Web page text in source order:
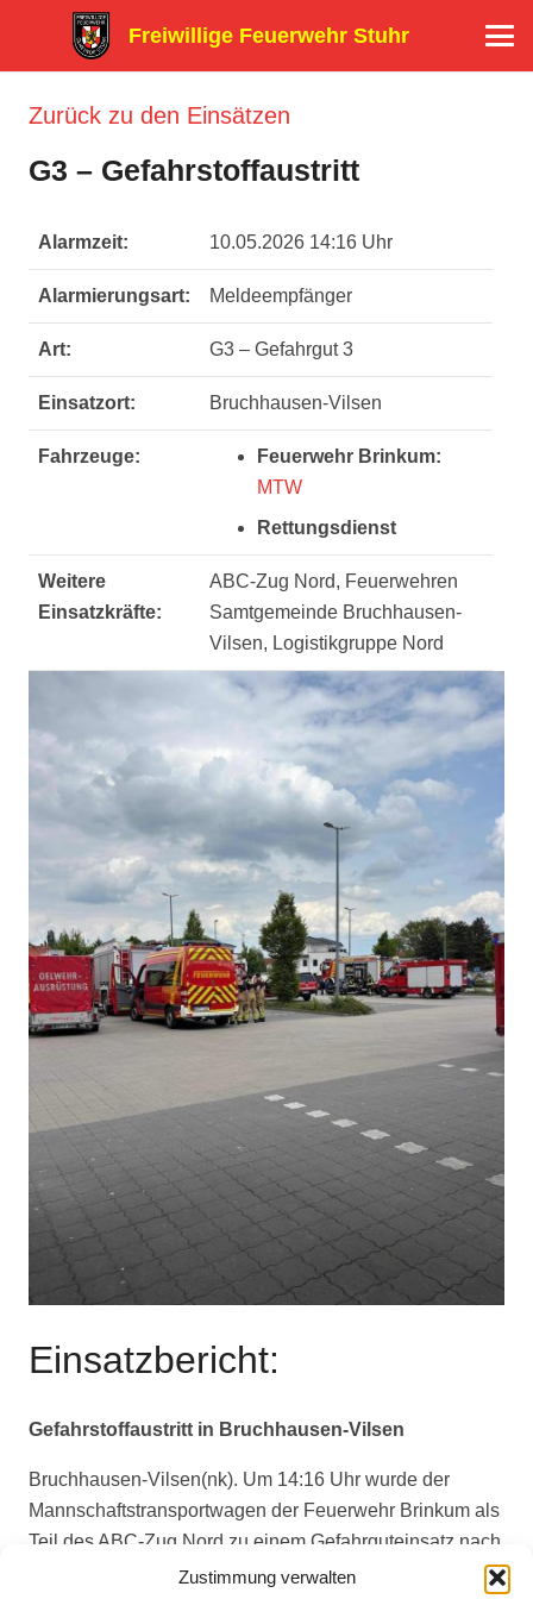
Zustimmung verwalten
Freiwillige Feuerwehr Stuhr
Zurück zu den Einsätzen
G3 – Gefahrstoffaustritt
Alarmzeit: 10.05.2026 14:16 Uhr
Alarmierungsart: Meldeempfänger
Art: G3 – Gefahrgut 3
Einsatzort: Bruchhausen-Vilsen
Fahrzeuge:
Feuerwehr Brinkum:
MTW
Rettungsdienst
Weitere
Einsatzkräfte:
ABC-Zug Nord, Feuerwehren
Samtgemeinde Bruchhausen-
Vilsen, Logistikgruppe Nord
Einsatzbericht:
Gefahrstoffaustritt in Bruchhausen-Vilsen
Bruchhausen-Vilsen(nk). Um 14:16 Uhr wurde der
Mannschaftstransportwagen der Feuerwehr Brinkum als
Teil des ABC-Zug Nord zu einem Gefahrguteinsatz nach
Bruchhausen-Vilsen alarmiert. Das Fahrzeug rückte